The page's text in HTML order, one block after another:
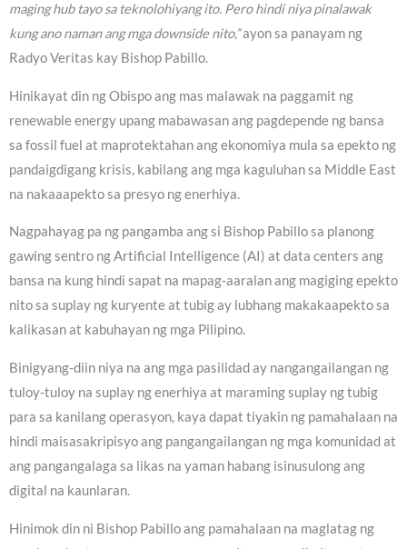
maging hub tayo sa teknolohiyang ito. Pero hindi niya pinalawak
kung ano naman ang mga downside nito,”ayon sa panayam ng
Radyo Veritas kay Bishop Pabillo.
Hinikayat din ng Obispo ang mas malawak na paggamit ng
renewable energy upang mabawasan ang pagdepende ng bansa
sa fossil fuel at maprotektahan ang ekonomiya mula sa epekto ng
pandaigdigang krisis, kabilang ang mga kaguluhan sa Middle East
na nakaaapekto sa presyo ng enerhiya.
Nagpahayag pa ng pangamba ang si Bishop Pabillo sa planong
gawing sentro ng Artificial Intelligence (AI) at data centers ang
bansa na kung hindi sapat na mapag-aaralan ang magiging epekto
nito sa suplay ng kuryente at tubig ay lubhang makakaapekto sa
kalikasan at kabuhayan ng mga Pilipino.
Binigyang-diin niya na ang mga pasilidad ay nangangailangan ng
tuloy-tuloy na suplay ng enerhiya at maraming suplay ng tubig
para sa kanilang operasyon, kaya dapat tiyakin ng pamahalaan na
hindi maisasakripisyo ang pangangailangan ng mga komunidad at
ang pangangalaga sa likas na yaman habang isinusulong ang
digital na kaunlaran.
Hinimok din ni Bishop Pabillo ang pamahalaan na maglatag ng